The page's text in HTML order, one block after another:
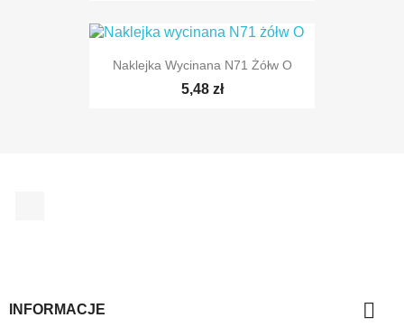
Naklejka Wycinana N71 Żółw O
5,48 zł
INFORMACJE 